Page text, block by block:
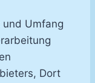
Umfang
Dort